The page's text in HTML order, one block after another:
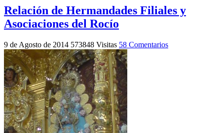
Relación de Hermandades Filiales y
Asociaciones del Rocío
9 de Agosto de 2014 573848 Visitas 58 Comentarios